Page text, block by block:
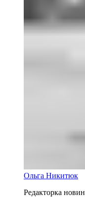
Ольга Никитюк
Редакторка новин